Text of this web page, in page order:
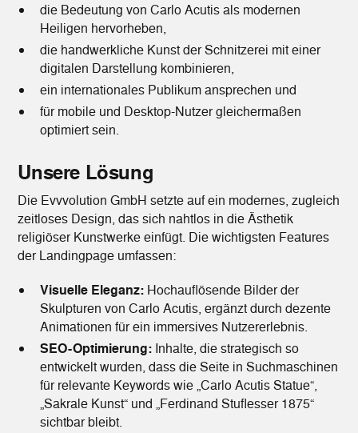
die Bedeutung von Carlo Acutis als modernen
Heiligen hervorheben,
die handwerkliche Kunst der Schnitzerei mit einer
digitalen Darstellung kombinieren,
ein internationales Publikum ansprechen und
für mobile und Desktop-Nutzer gleichermaßen
optimiert sein.
Unsere Lösung
Die Evvvolution GmbH setzte auf ein modernes, zugleich
zeitloses Design, das sich nahtlos in die Ästhetik
religiöser Kunstwerke einfügt. Die wichtigsten Features
der Landingpage umfassen:
Visuelle Eleganz:Hochauflösende Bilder der
Skulpturen von Carlo Acutis, ergänzt durch dezente
Animationen für ein immersives Nutzererlebnis.
SEO-Optimierung:Inhalte, die strategisch so
entwickelt wurden, dass die Seite in Suchmaschinen
für relevante Keywords wie „Carlo Acutis Statue“,
„Sakrale Kunst“ und „Ferdinand Stuflesser 1875“
sichtbar bleibt.